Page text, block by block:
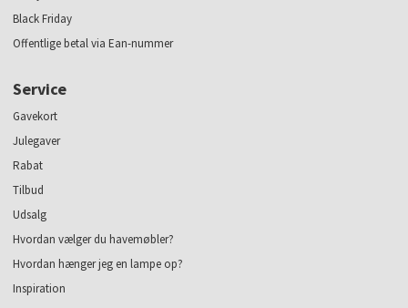
Black Friday
Offentlige betal via Ean-nummer
Service
Gavekort
Julegaver
Rabat
Tilbud
Udsalg
Hvordan vælger du havemøbler?
Hvordan hænger jeg en lampe op?
Inspiration